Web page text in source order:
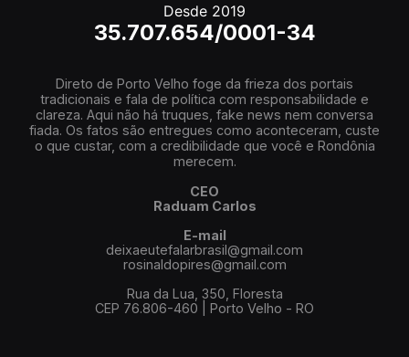
Desde 2019
35.707.654/0001-34
Direto de Porto Velho foge da frieza dos portais
tradicionais e fala de política com responsabilidade e
clareza. Aqui não há truques, fake news nem conversa
fiada. Os fatos são entregues como aconteceram, custe
o que custar, com a credibilidade que você e Rondônia
merecem.
CEO
Raduam Carlos
E-mail
deixaeutefalarbrasil@gmail.com
rosinaldopires@gmail.com
Rua da Lua, 350, Floresta
CEP 76.806-460 | Porto Velho - RO